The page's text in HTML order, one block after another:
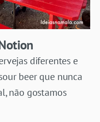
diferentes e
beer que nunca
não gostamos